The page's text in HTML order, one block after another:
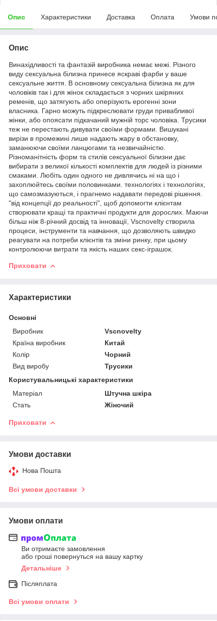
Опис Характеристики Доставка Оплата Умови
Опис
Винахідливості та фантазій виробника немає межі. Різного
виду сексуальна білизна принесе яскраві фарби у ваше
сексуальне життя. В основному сексуальна білизна як для
чоловіків так і для жінок складається з чорних шкіряних
ременів, що затягують або оперізують ерогенні зони
власника. Гарно можуть підкреслювати груди привабливої ​​
жінки, або опоясати підкачаний мужній торс чоловіка. Трусики
теж не перестають дивувати своїми формами. Вишукані
вирізи в промежині лише надають жару в обстановку,
заманюючи своїми ланцюгами та незвичайністю.
Різноманітність форм та стилів сексуальної білизни дає
вибирати з великої кількості комплектів для людей із різними
смаками. Любіть один одного не дивлячись ні на що і
захоплюйтесь своїми половинками. технологіях і технологіях,
що самозмазуються, і прагнемо надавати передові рішення.
"від концепції до реальності", щоб допомогти клієнтам
створювати кращі та практичні продукти для дорослих. Маючи
більш ніж 8-річний досвід та інновації, Vscnovelty створила
процеси, інструменти та навчання, що дозволяють швидко
реагувати на потреби клієнтів та зміни ринку, при цьому
контролюючи витрати та якість наших секс-іграшок.
Приховати
Характеристики
Основні
Виробник
Vscnovelty
Країна виробник
Китай
Колір
Чорний
Вид виробу
Трусики
Користувальницькі характеристики
Матеріал
Штучна шкіра
Стать
Жіночий
Приховати
Умови доставки
Нова Пошта
Всі умови доставки
Умови оплати
Ви отримаєте замовлення
або гроші повернуться на вашу картку
Детальніше
Післяплата
Всі умови оплати